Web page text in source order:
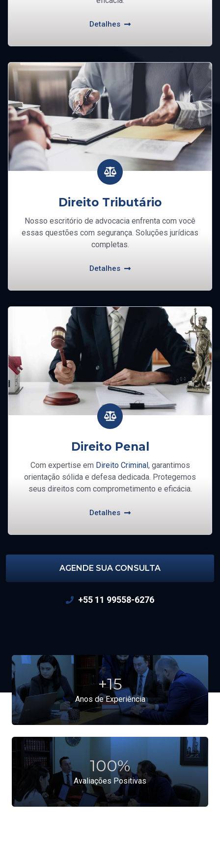
Detalhes
Direito Tributário
Nosso escritório de advocacia enfrenta com você
essas questões com segurança. Soluções jurídicas
completas.
Detalhes
Direito Penal
Com expertise em Direito Criminal , garantimos
orientação sólida e defesa dedicada. Protegemos
seus direitos com comprometimento e eficácia.
Detalhes
AGENDE SUA CONSULTA
+55 11 99558-6276
Anos de Experiência
+15
Avaliações Positivas
100%